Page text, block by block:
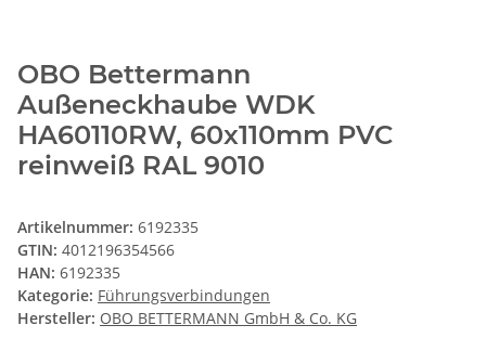
OBO Bettermann
Außeneckhaube WDK
HA60110RW, 60x110mm PVC
reinweiß RAL 9010
Artikelnummer: 6192335
GTIN: 4012196354566
HAN: 6192335
Kategorie: Führungsverbindungen
Hersteller: OBO BETTERMANN GmbH & Co. KG